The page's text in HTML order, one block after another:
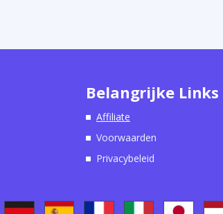
Belangrijke Links
Affiliate
Voorwaarden
Privacybeleid